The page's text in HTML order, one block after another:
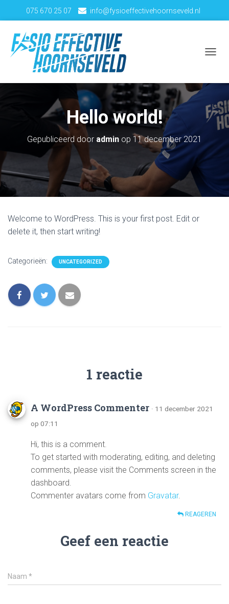
075 670 25 07 info@fysioeffectivehoornseveld.nl
Tjotterlaan 14C – 1503 LB Zaandam
G
L
E
T
Hello world!
Gepubliceerd door admin op 11 december 2021
Welcome to WordPress. This is your first post. Edit or
delete it, then start writing!
Categorieën: UNCATEGORIZED
1 reactie
A WordPress Commenter · 11 december 2021
op 07:11
Hi, this is a comment.
To get started with moderating, editing, and deleting
comments, please visit the Comments screen in the
dashboard.
Commenter avatars come from Gravatar.
REAGEREN
Geef een reactie
Naam *